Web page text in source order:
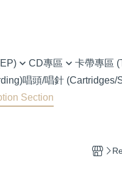
CD專區
Classical 古典樂
卡帶專區
O.S.T 原聲帶
唱頭/唱針 (Cartridges/
Ortofon (Hi-Fi家用款)
鐵三角 audio - technica
Section